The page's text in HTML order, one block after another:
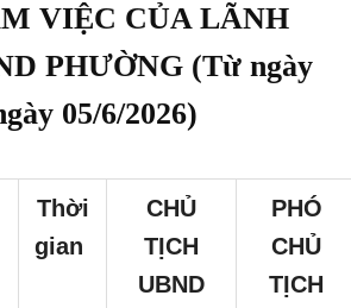
VIỆC CỦA LÃNH
PHƯỜNG (Từ ngày
05/6/2026)
Thời
gian
CHỦ
TỊCH
UBND
PHÓ
CHỦ
TỊCH